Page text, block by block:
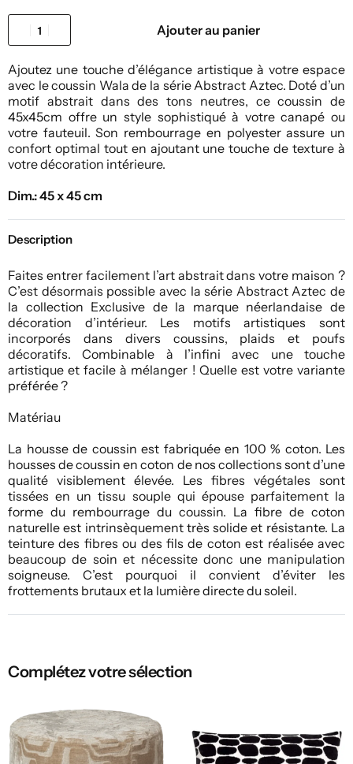
Ajouter au panier
Ajoutez une touche d’élégance artistique à votre espace
avec le coussin Wala de la série Abstract Aztec. Doté d’un
motif abstrait dans des tons neutres, ce coussin de
45x45cm offre un style sophistiqué à votre canapé ou
votre fauteuil. Son rembourrage en polyester assure un
confort optimal tout en ajoutant une touche de texture à
votre décoration intérieure.
Dim.: 45 x 45 cm
Description
Faites entrer facilement l’art abstrait dans votre maison ?
C’est désormais possible avec la série Abstract Aztec de
la collection Exclusive de la marque néerlandaise de
décoration d’intérieur. Les motifs artistiques sont
incorporés dans divers coussins, plaids et poufs
décoratifs. Combinable à l’infini avec une touche
artistique et facile à mélanger ! Quelle est votre variante
préférée ?
Matériau
La housse de coussin est fabriquée en 100 % coton. Les
housses de coussin en coton de nos collections sont d’une
qualité visiblement élevée. Les fibres végétales sont
tissées en un tissu souple qui épouse parfaitement la
forme du rembourrage du coussin. La fibre de coton
naturelle est intrinsèquement très solide et résistante. La
teinture des fibres ou des fils de coton est réalisée avec
beaucoup de soin et nécessite donc une manipulation
soigneuse. C’est pourquoi il convient d’éviter les
frottements brutaux et la lumière directe du soleil.
Complétez votre sélection